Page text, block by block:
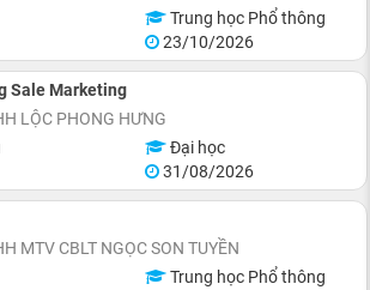
Trung học Phổ thông
23/10/2026
Sale Marketing
LỘC PHONG HƯNG
Đại học
31/08/2026
MTV CBLT NGỌC SON TUYỀN
Trung học Phổ thông